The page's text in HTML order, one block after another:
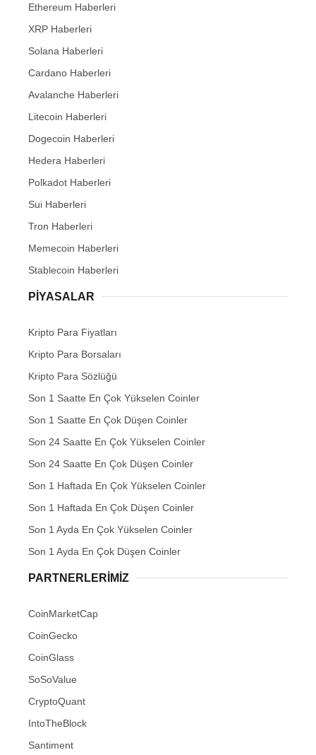
Ethereum Haberleri
XRP Haberleri
Solana Haberleri
Cardano Haberleri
Avalanche Haberleri
Litecoin Haberleri
Dogecoin Haberleri
Hedera Haberleri
Polkadot Haberleri
Sui Haberleri
Tron Haberleri
Memecoin Haberleri
Stablecoin Haberleri
PIYASALAR
Kripto Para Fiyatları
Kripto Para Borsaları
Kripto Para Sözlüğü
Son 1 Saatte En Çok Yükselen Coinler
Son 1 Saatte En Çok Düşen Coinler
Son 24 Saatte En Çok Yükselen Coinler
Son 24 Saatte En Çok Düşen Coinler
Son 1 Haftada En Çok Yükselen Coinler
Son 1 Haftada En Çok Düşen Coinler
Son 1 Ayda En Çok Yükselen Coinler
Son 1 Ayda En Çok Düşen Coinler
PARTNERLERIMIZ
CoinMarketCap
CoinGecko
CoinGlass
SoSoValue
CryptoQuant
IntoTheBlock
Santiment